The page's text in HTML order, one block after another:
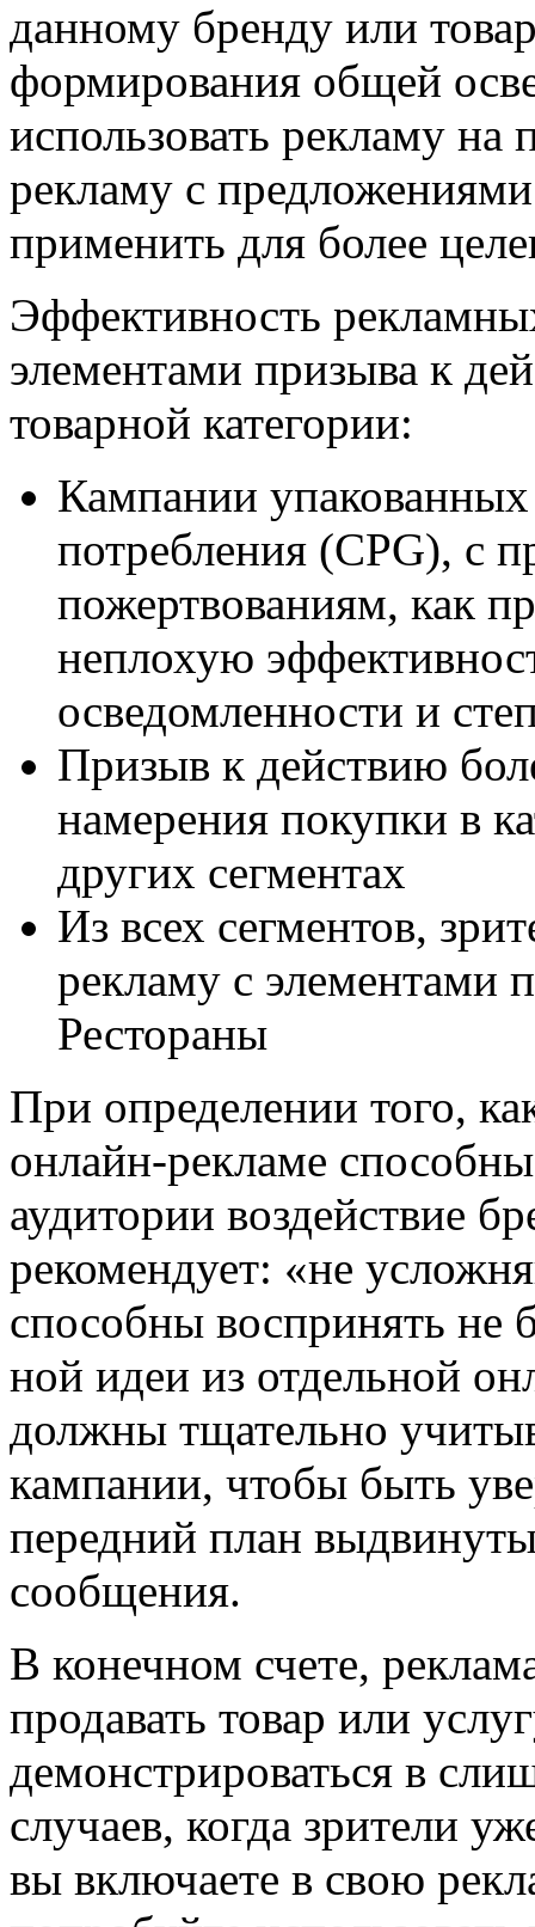
данному бренду или
формирования общей
использовать рекламу на
рекламу с
применить для более
Эффективность
элементами призыва к
товарной категории:
Кампании
потребления (CPG), с
пожертвованиям, как
неплохую
осведомленности и
Призыв к действию
намерения покупки в
других сегментах
Из всех сегментов,
рекламу с элементами
Рестораны
При определении того,
онлайн-рекламе
аудитории воздействие
рекомендует: «не
способны воспринять не
ной идеи из отдельной
должны тщательно
кампании, чтобы быть
передний план
сообщения.
В конечном счете,
продавать товар или
демонстрироваться в
случаев, когда зрители
вы включаете в свою